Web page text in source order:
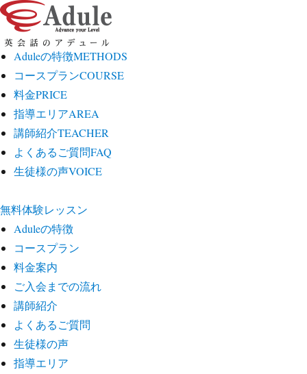
Aduleの特徴METHODS
コースプランCOURSE
料金PRICE
指導エリアAREA
講師紹介TEACHER
よくあるご質問FAQ
生徒様の声VOICE
無料体験レッスン
Aduleの特徴
コースプラン
料金案内
ご入会までの流れ
講師紹介
よくあるご質問
生徒様の声
指導エリア